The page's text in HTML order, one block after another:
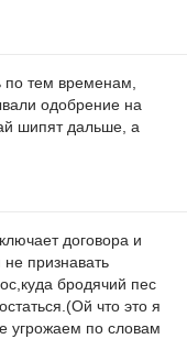
по тем временам,
одобрение на
шипят дальше, а
договора и
признавать
бродячий пес
что это я
угрожаем по словам